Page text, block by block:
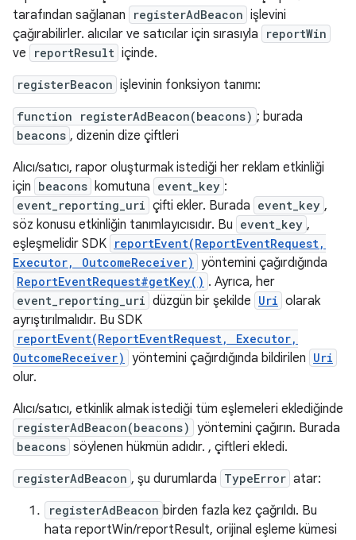
tarafından sağlanan
registerAdBeacon işlevini
çağırabilirler. alıcılar ve satıcılar için sırasıyla
reportWin
ve reportResult içinde.
registerBeacon işlevinin fonksiyon tanımı:
function registerAdBeacon(beacons) ; burada
beacons , dizenin dize çiftleri
Alıcı/satıcı, rapor oluşturmak istediği her reklam etkinliği
için beacons komutuna event_key :
event_reporting_uri çifti ekler. Burada event_key ,
söz konusu etkinliğin tanımlayıcısıdır. Bu event_key ,
eşleşmelidir SDK reportEvent(ReportEventRequest,
Executor, OutcomeReceiver) yöntemini çağırdığında
ReportEventRequest#getKey() . Ayrıca, her
event_reporting_uri düzgün bir şekilde Uri olarak
ayrıştırılmalıdır. Bu SDK
reportEvent(ReportEventRequest, Executor,
OutcomeReceiver) yöntemini çağırdığında bildirilen Uri
olur.
Alıcı/satıcı, etkinlik almak istediği tüm eşlemeleri eklediğinde
registerAdBeacon(beacons) yöntemini çağırın. Burada
beacons söylenen hükmün adıdır. , çiftleri ekledi.
registerAdBeacon , şu durumlarda TypeError atar:
registerAdBeacon birden fazla kez çağrıldı. Bu
hata reportWin/reportResult, orijinal eşleme kümesi